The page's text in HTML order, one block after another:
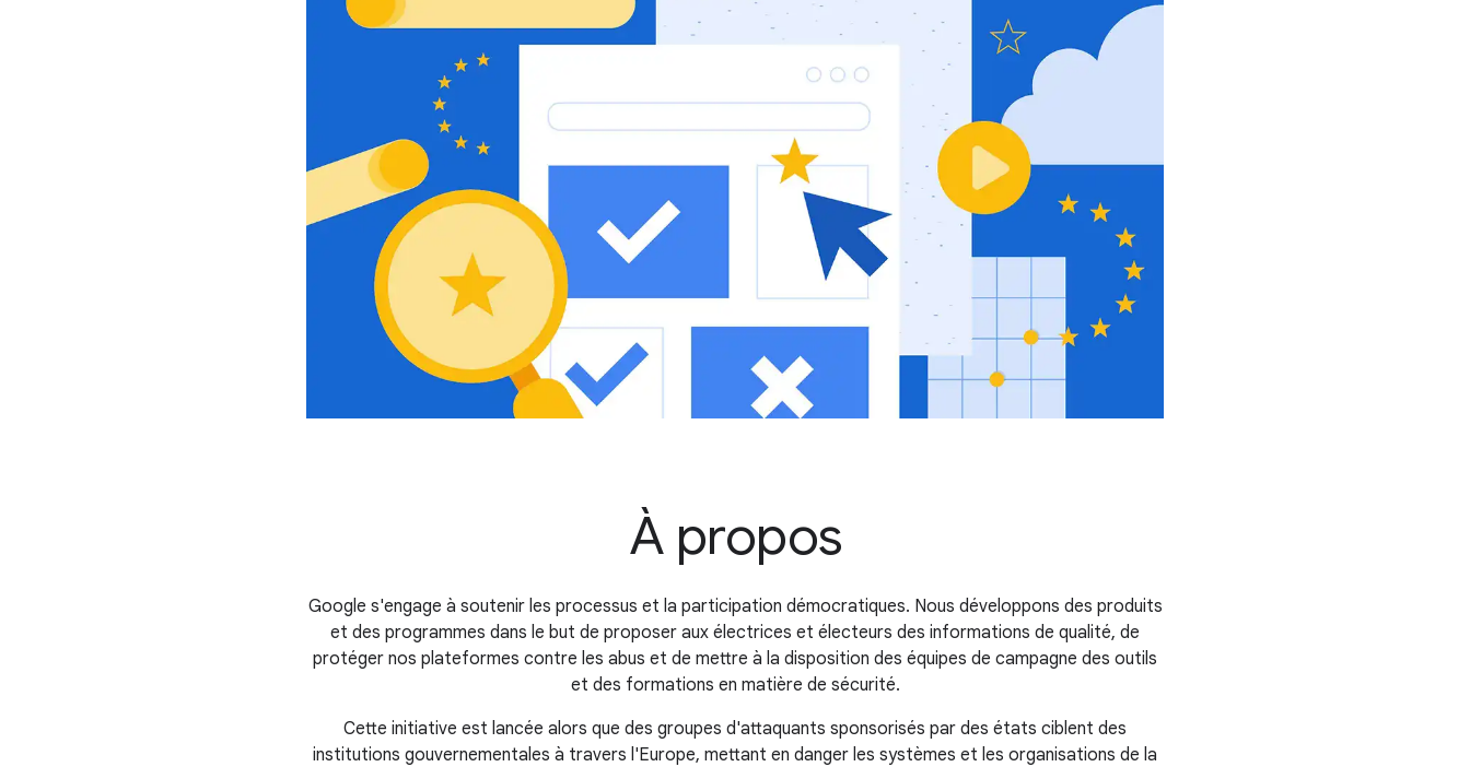
À propos
Google s'engage à soutenir les processus et la participation démocratiques. Nous développons des produits
et des programmes dans le but de proposer aux électrices et électeurs des informations de qualité, de
protéger nos plateformes contre les abus et de mettre à la disposition des équipes de campagne des outils
et des formations en matière de sécurité.
Cette initiative est lancée alors que des groupes d'attaquants sponsorisés par des états ciblent des
institutions gouvernementales à travers l'Europe, mettant en danger les systèmes et les organisations de la